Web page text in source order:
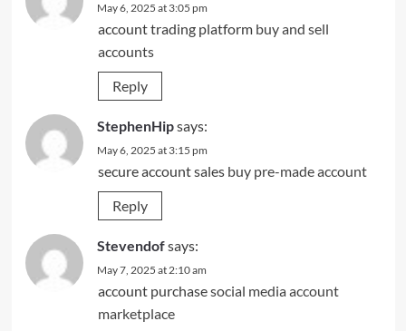
May 6, 2025 at 3:05 pm
account trading platform buy and sell
accounts
Reply
StephenHipsays:
May 6, 2025 at 3:15 pm
secure account sales buy pre-made account
Reply
Stevendofsays:
May 7, 2025 at 2:10 am
account purchasesocial media account
marketplace